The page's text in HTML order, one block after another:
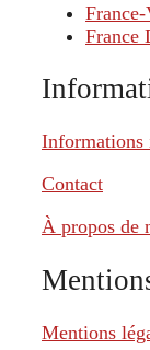
France-
France
Informations
Contact
À propos de
Mentions